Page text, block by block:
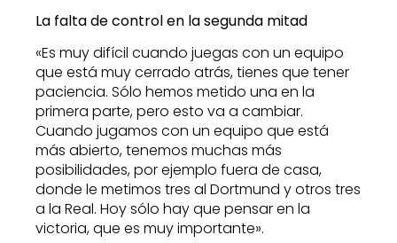
La falta de control en la segunda mitad
«Es muy difícil cuando juegas con un equipo
que está muy cerrado atrás, tienes que tener
paciencia. Sólo hemos metido una en la
primera parte, pero esto va a cambiar.
Cuando jugamos con un equipo que está
más abierto, tenemos muchas más
posibilidades, por ejemplo fuera de casa,
donde le metimos tres al Dortmund y otros tres
a la Real. Hoy sólo hay que pensar en la
victoria, que es muy importante».